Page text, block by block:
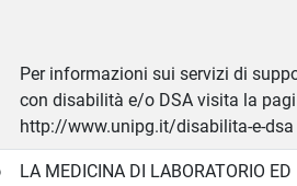
Per informazioni sui servizi di
con disabilità e/o DSA visita la
http://www.unipg.it/disabilita-e-dsa
LA MEDICINA DI LABORATORIO